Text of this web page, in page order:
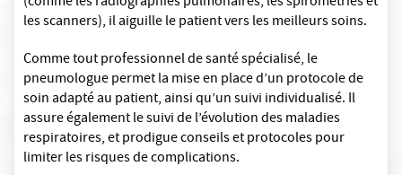
les scanners), il aiguille le patient vers les meilleurs soins.
Comme tout professionnel de santé spécialisé, le
pneumologue permet la mise en place d’un protocole de
soin adapté au patient, ainsi qu’un suivi individualisé. Il
assure également le suivi de l’évolution des maladies
respiratoires, et prodigue conseils et protocoles pour
limiter les risques de complications.